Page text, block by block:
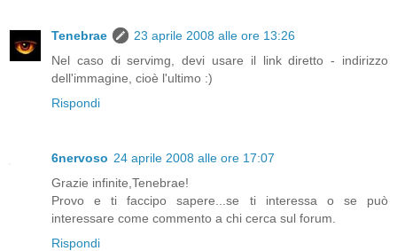
Tenebrae
23 aprile 2008 alle ore 13:26
Nel caso di servimg, devi usare il link diretto - indirizzo
dell'immagine, cioè l'ultimo :)
Rispondi
6nervoso 24 aprile 2008 alle ore 17:07
Grazie infinite,Tenebrae!
Provo e ti faccipo sapere...se ti interessa o se può
interessare come commento a chi cerca sul forum.
Rispondi